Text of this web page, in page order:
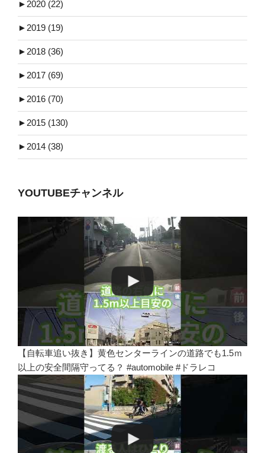
► 2020 (22)
► 2019 (19)
► 2018 (36)
► 2017 (69)
► 2016 (70)
► 2015 (130)
► 2014 (38)
YOUTUBEチャンネル
【自転車追い抜き】黄色センターラインの道路でも1.5ｍ
以上の安全間隔守ってる？ #automobile #ドラレコ